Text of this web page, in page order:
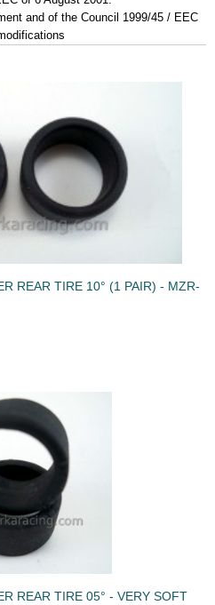
and of the Council 1999/45 / EEC
REAR TIRE 10° (1 PAIR) - MZR-
REAR TIRE 05° - VERY SOFT